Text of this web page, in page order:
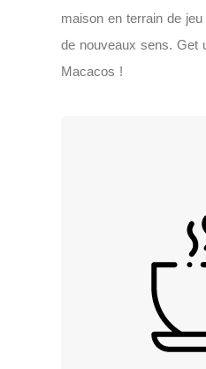
maison en terrain de jeu
de nouveaux sens. Get
Macacos !